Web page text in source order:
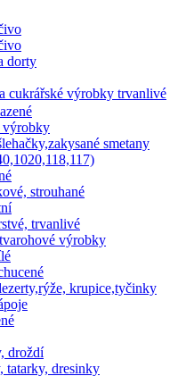
dorty
cukrářské výrobky trvanlivé
výrobky
smetany
strouhané
trvanlivé
výrobky
krupice,tyčinky
droždí
tatarky, dresinky